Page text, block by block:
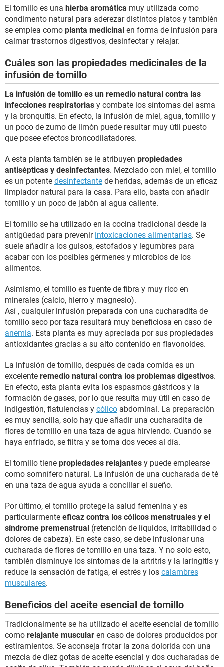
El tomillo es una hierba aromática muy utilizada como
condimento natural para aderezar distintos platos y también
se emplea como planta medicinal en forma de infusión para
calmar trastornos digestivos, desinfectar y relajar.
Cuáles son las propiedades medicinales de la
infusión de tomillo
La infusión de tomillo es un remedio natural contra las
infecciones respiratorias y combate los síntomas del asma
y la bronquitis. En efecto, la infusión de miel, agua, tomillo y
un poco de zumo de limón puede resultar muy útil puesto
que posee efectos broncodilatadores.
A esta planta también se le atribuyen propiedades
antisépticas y desinfectantes. Mezclado con miel, el tomillo
es un potente desinfectante de heridas, además de un eficaz
limpiador natural para la casa. Para ello, basta con añadir
tomillo y un poco de jabón al agua caliente.
El tomillo se ha utilizado en la cocina tradicional desde la
antigüedad para prevenir intoxicaciones alimentarias. Se
suele añadir a los guisos, estofados y legumbres para
acabar con los posibles gérmenes y microbios de los
alimentos.
Asimismo, el tomillo es fuente de fibra y muy rico en
minerales (calcio, hierro y magnesio).
Así , cualquier infusión preparada con una cucharadita de
tomillo seco por taza resultará muy beneficiosa en caso de
anemia. Esta planta es muy apreciada por sus propiedades
antioxidantes gracias a su alto contenido en flavonoides.
La infusión de tomillo, después de cada comida es un
excelente remedio natural contra los problemas digestivos.
En efecto, esta planta evita los espasmos gástricos y la
formación de gases, por lo que resulta muy útil en caso de
indigestión, flatulencias y cólico abdominal. La preparación
es muy sencilla, solo hay que añadir una cucharadita de
flores de tomillo en una taza de agua hirviendo. Cuando se
haya enfriado, se filtra y se toma dos veces al día.
El tomillo tiene propiedades relajantes y puede emplearse
como somnífero natural. La infusión de una cucharada de té
en una taza de agua ayuda a conciliar el sueño.
Por último, el tomillo protege la salud femenina y es
particularmente eficaz contra los cólicos menstruales y el
síndrome premenstrual (retención de líquidos, irritabilidad o
dolores de cabeza). En este caso, se debe infusionar una
cucharada de flores de tomillo en una taza. Y no solo esto,
también disminuye los síntomas de la artritris y la laringitis y
reduce la sensación de fatiga, el estrés y los calambres
musculares.
Beneficios del aceite esencial de tomillo
Tradicionalmente se ha utilizado el aceite esencial de tomillo
como relajante muscular en caso de dolores producidos por
estiramientos. Se aconseja frotar la zona dolorida con una
mezcla de diez gotas de aceite esencial y dos cucharadas de